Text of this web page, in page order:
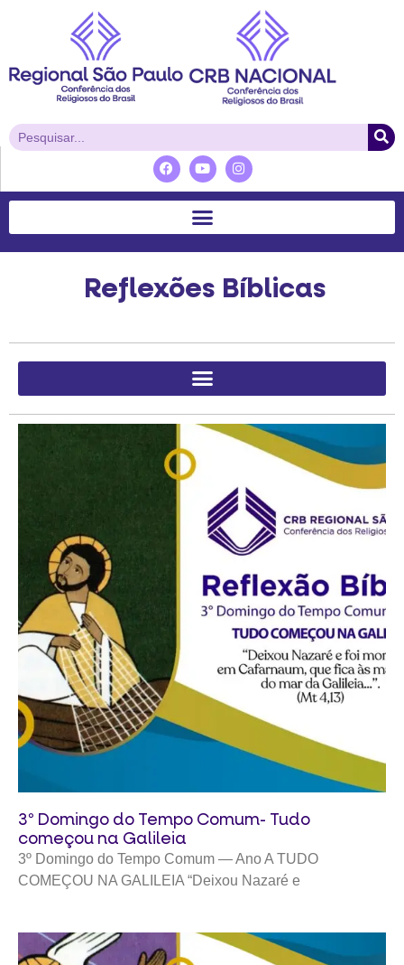
Reflexões Bíblicas
3º Domingo do Tempo Comum- Tudo
começou na Galileia
3º Domingo do Tempo Comum — Ano A TUDO
COMEÇOU NA GALILEIA “Deixou Nazaré e